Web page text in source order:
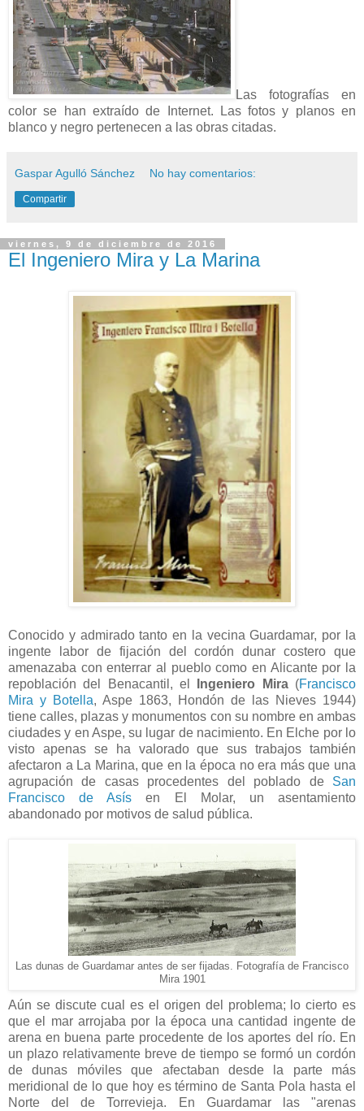
Las fotografías en
color se han extraído de Internet. Las fotos y planos en
blanco y negro pertenecen a las obras citadas.
Gaspar Agulló Sánchez No hay comentarios:
Compartir
viernes, 9 de diciembre de 2016
El Ingeniero Mira y La Marina
Conocido y admirado tanto en la vecina Guardamar, por la
ingente labor de fijación del cordón dunar costero que
amenazaba con enterrar al pueblo como en Alicante por la
repoblación del Benacantil, el
Ingeniero Mira(Francisco
Mira y Botella, Aspe 1863, Hondón de las Nieves 1944)
tiene calles, plazas y monumentos con su nombre en ambas
ciudades y en Aspe, su lugar de nacimiento. En Elche por lo
visto apenas se ha valorado que sus trabajos también
afectaron a La Marina, que en la época no era más que una
agrupación de casas procedentes del poblado deSan
Francisco de Asís en El Molar, un asentamiento
abandonado por motivos de salud pública.
Las dunas de Guardamar antes de ser fijadas. Fotografía de Francisco
Mira 1901
Aún se discute cual es el origen del problema; lo cierto es
que el mar arrojaba por la época una cantidad ingente de
arena en buena parte procedente de los aportes del río. En
un plazo relativamente breve de tiempo se formó un cordón
de dunas móviles que afectaban desde la parte más
meridional de lo que hoy es término de Santa Pola hasta el
Norte del de Torrevieja. En Guardamar las "arenas